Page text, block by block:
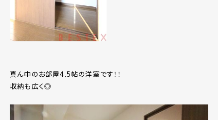
真ん中のお部屋4.5帖の洋室です！！
収納も広く◎